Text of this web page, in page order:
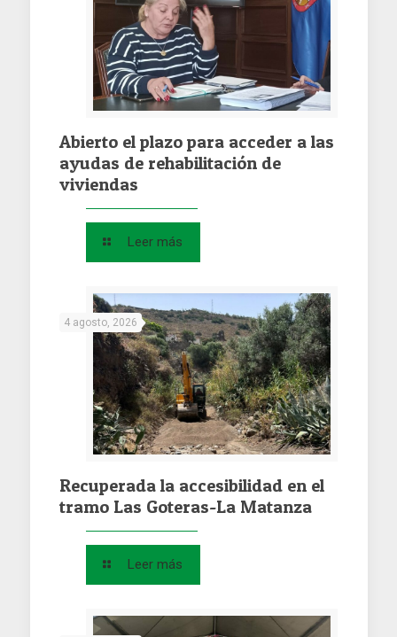
Abierto el plazo para acceder a las
ayudas de rehabilitación de
viviendas
Leer más
4 agosto, 2026
Recuperada la accesibilidad en el
tramo Las Goteras-La Matanza
Leer más